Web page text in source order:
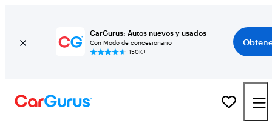
CarGurus: Autos nuevos y usados
Con Modo de concesionario
150K+